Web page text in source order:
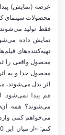
محصولات سینمای
نمایش داده
تهیه‌کننده‌های
محصول واقعی را
محصول جدا و به
هم پیدا نمی‌شود.
می‌شوند؟ همه
می‌خواهم کمی